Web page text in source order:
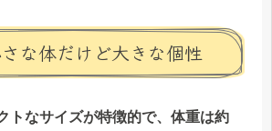
な体だけど大きな個性
トなサイズが特徴的で、体重は約